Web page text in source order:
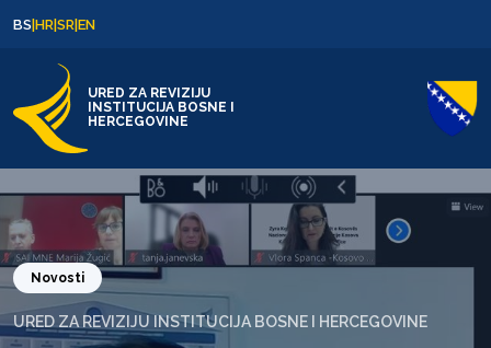
BS|HR|SR|EN
URED ZA REVIZIJU
INSTITUCIJA BOSNE I
HERCEGOVINE
Novosti
URED ZA REVIZIJU INSTITUCIJA BOSNE I HERCEGOVINE